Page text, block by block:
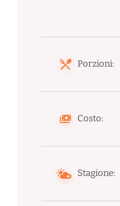
Porzioni:
Costo:
Stagione: